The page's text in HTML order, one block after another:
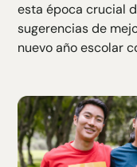
esta época crucial
sugerencias de
nuevo año escolar